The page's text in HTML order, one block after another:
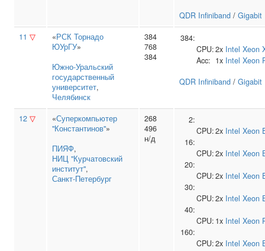
QDR Infiniband / Gigabit
11 ▽ «РСК Торнадо
ЮУрГУ»
Южно‑Уральский
государственный
университет,
Челябинск
384
768
384
384:
CPU:2x Intel Xeon
Acc: 1x Intel Xeon
QDR Infiniband / Gigabit
12 ▽ «Суперкомпьютер
"Константинов"»
ПИЯФ,
НИЦ "Курчатовский
институт",
Санкт-Петербург
268
496
н/д
2:
CPU:2x Intel Xeon
16:
CPU:2x Intel Xeon
20:
CPU:2x Intel Xeon
30:
CPU:2x Intel Xeon
40:
CPU: 1x Intel Xeon
160:
CPU:2x Intel Xeon